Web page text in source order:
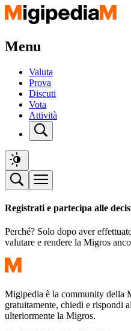
Menu
Valuta
Prova
Discuti
Vota
Attività
Registrati e partecipa alle
Perché? Solo dopo aver
valutare e rendere la Migros
Migipedia è la community della
gratuitamente, chiedi e rispondi
ulteriormente la Migros.